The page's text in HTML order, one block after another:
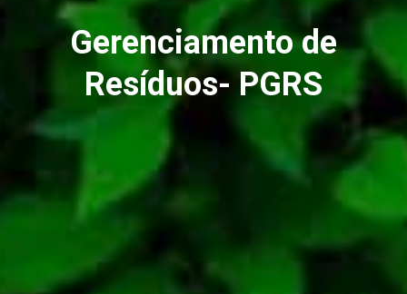
Gerenciamento de
Resíduos- PGRS